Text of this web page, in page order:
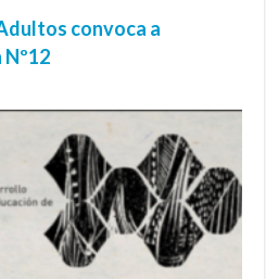
convoca a